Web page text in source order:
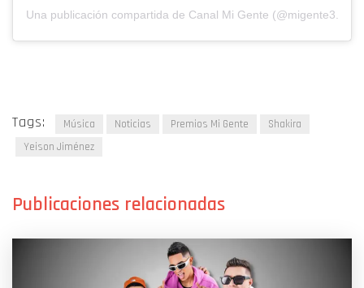
Una publicación compartida de Canal Mi Gente (@migente3.0)
Tags: Música Noticias Premios Mi Gente
Shakira
Yeison Jiménez